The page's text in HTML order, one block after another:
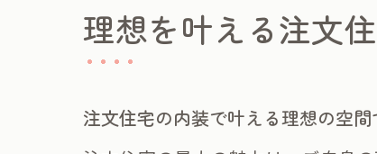
理想を叶える注文
注文住宅の内装で叶える理想の空間